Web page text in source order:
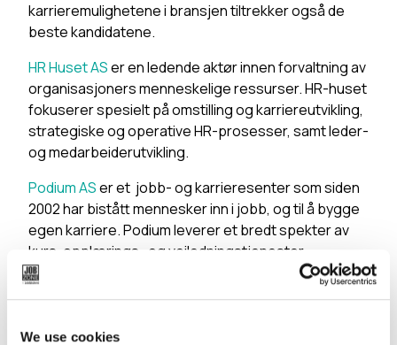
We use cookies
karrieremulighetene i bransjen tiltrekker også de
beste kandidatene.
HR Huset ASer en ledende aktør innen forvaltning av
organisasjoners menneskelige ressurser. HR-huset
fokuserer spesielt på omstilling og karriereutvikling,
strategiske og operative HR-prosesser, samt leder-
og medarbeiderutvikling.
Podium ASer et jobb- og karrieresenter som siden
2002 har bistått mennesker inn i jobb, og til å bygge
egen karriere. Podium leverer et bredt spekter av
kurs, opplærings- og veiledningstjenester.
Hovedkontoret er i Nydalen i Oslo,